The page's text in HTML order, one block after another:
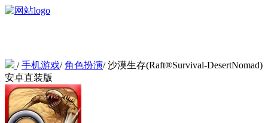
/手机游戏/角色扮演/沙漠生存(Raft®Survival-DesertNomad)
安卓直装版